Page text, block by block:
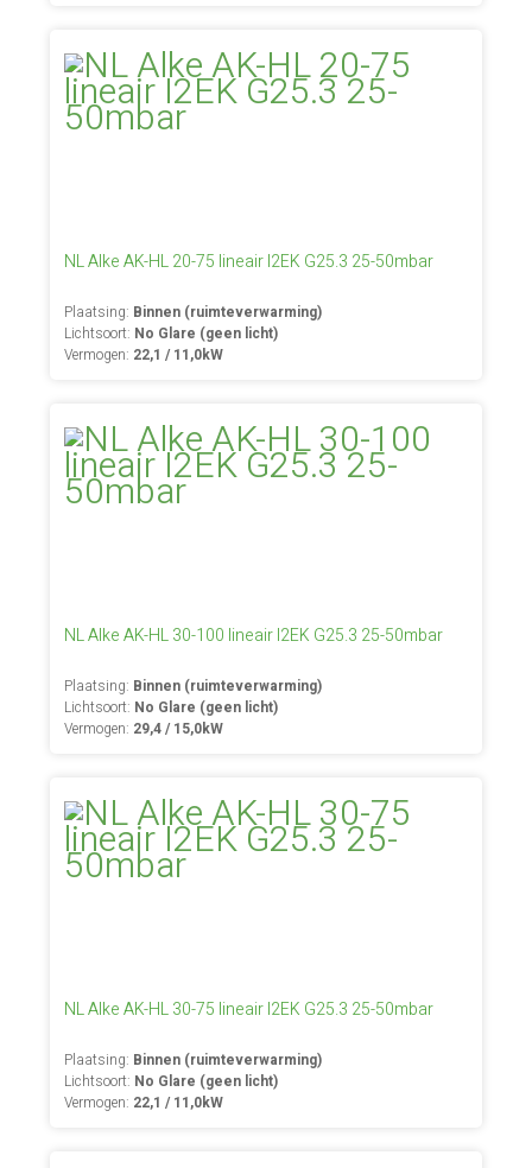
NL Alke AK-HL 20-75 lineair I2EK G25.3 25-50mbar
Plaatsing: Binnen (ruimteverwarming)
Lichtsoort: No Glare (geen licht)
Vermogen: 22,1 / 11,0kW
NL Alke AK-HL 30-100 lineair I2EK G25.3 25-50mbar
Plaatsing: Binnen (ruimteverwarming)
Lichtsoort: No Glare (geen licht)
Vermogen: 29,4 / 15,0kW
NL Alke AK-HL 30-75 lineair I2EK G25.3 25-50mbar
Plaatsing: Binnen (ruimteverwarming)
Lichtsoort: No Glare (geen licht)
Vermogen: 22,1 / 11,0kW